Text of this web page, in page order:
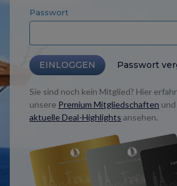
Passwort
EINLOGGEN Passwort
Sie sind noch kein Mitglied? Hier
unsere Premium Mitgliedschaften
aktuelle Deal-Highlights ansehen.